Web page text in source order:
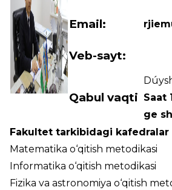
Email:
Veb-sayt:
Qabul vaqti Saat
ge
Fakultet tarkibidagi kafedralar
Matematika o‘qitish metodikasi
Informatika o‘qitish metodikasi
Fizika va astronomiya o‘qitish